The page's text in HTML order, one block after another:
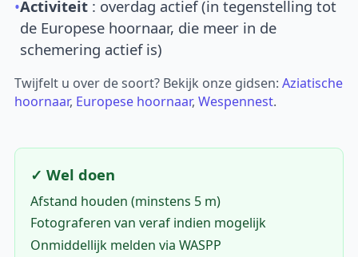
•Activiteit : overdag actief (in tegenstelling tot
de Europese hoornaar, die meer in de
schemering actief is)
Twijfelt u over de soort? Bekijk onze gidsen:Aziatische
hoornaar, Europese hoornaar,Wespennest.
✓ Wel doen
Afstand houden (minstens 5 m)
Fotograferen van veraf indien mogelijk
Onmiddellijk melden via WASPP